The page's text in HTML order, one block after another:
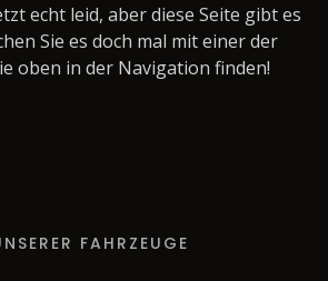
echt leid, aber diese Seite gibt es
Sie es doch mal mit einer der
oben in der Navigation finden!
FAHRZEUGE